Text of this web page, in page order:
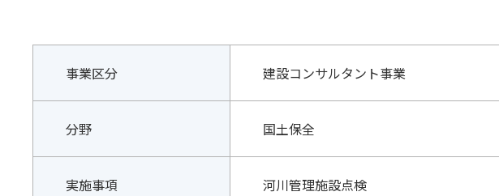
事業区分 建設コンサルタント事業
分野 国土保全
実施事項 河川管理施設点検